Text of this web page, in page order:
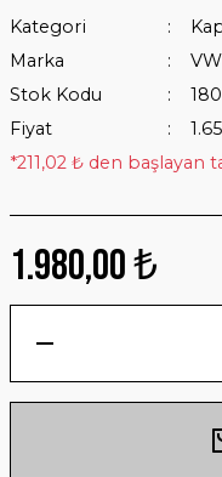
Kategori
Marka
VW
Stok Kodu
Fiyat
*211,02 ₺ den başlayan
1.980,00 ₺